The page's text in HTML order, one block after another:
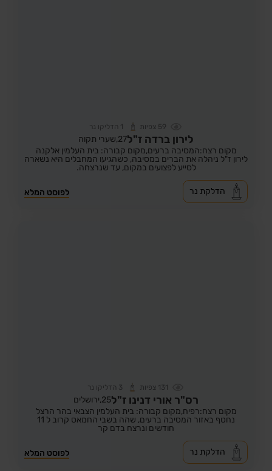
59 צפיות 1 הדליקו נר
לירון ברדה ז"ל27, שערי תקוה
מקום רצח:המסיבה ברעים,מקום קבורה: בית העלמין אלקנה
לירון ז"ל ניהלה את הברים במסיבה, כשהגיעו המחבלים היא נשארה
לסייע לפצועים במקום, עד שנרצחה.
לפוסט המלא הדלקת נר
131 צפיות 3 הדליקו נר
רס"ר אורי דנינו ז"ל25, ירושלים
מקום רצח:רפיח,מקום קבורה: בית העלמין הצבאי בהר הרצל
נחטף באזור המסיבה ברעים, שהה בשבי החמאס קרוב ל 11
חודשים ונרצח בדם קר
לפוסט המלא הדלקת נר